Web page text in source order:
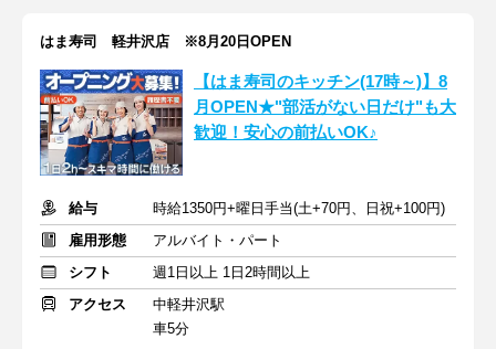
はま寿司 軽井沢店 ※8月20日OPEN
【はま寿司のキッチン(17時～)】8
月OPEN★"部活がない日だけ"も大
歓迎！安心の前払いOK♪
給与
時給1350円+曜日手当(土+70円、日祝+100円)
雇用形態
アルバイト・パート
シフト
週1日以上 1日2時間以上
アクセス
中軽井沢駅
車5分